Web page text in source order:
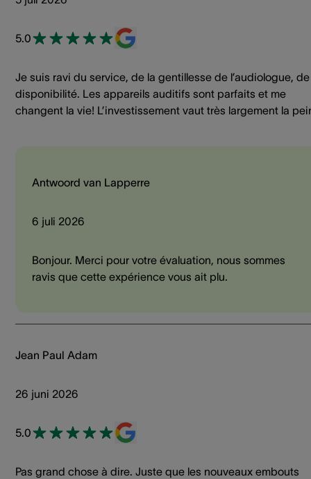
5.0
Je suis ravi du service, de la gentillesse de l’audiologue,
disponibilité. Les appareils auditifs sont parfaits et me
changent la vie! L’investissement vaut très largement la
Antwoord van Lapperre
6 juli 2026
Bonjour. Merci pour votre évaluation, nous sommes
ravis que cette expérience vous ait plu.
Jean Paul Adam
26 juni 2026
5.0
Pas grand chose à dire. Juste que les nouveaux embouts